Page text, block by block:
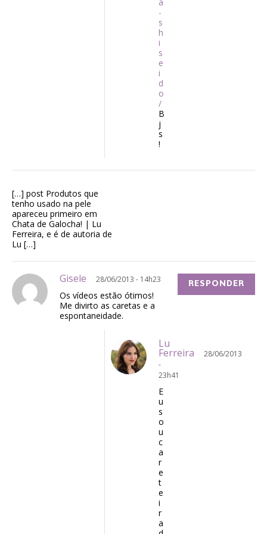
-
s
h
i
s
e
i
d
o
/
B
j
s
!
[…] post Produtos que
tenho usado na pele
apareceu primeiro em
Chata de Galocha! | Lu
Ferreira, e é de autoria de
Lu […]
Gisele 28/06/2013 - 14h23
Os vídeos estão ótimos!
Me divirto as caretas e a
espontaneidade.
RESPONDER
Lu
Ferreira
28/06/2013
-
23h41
E
u
s
o
u
c
a
r
e
t
e
i
r
a